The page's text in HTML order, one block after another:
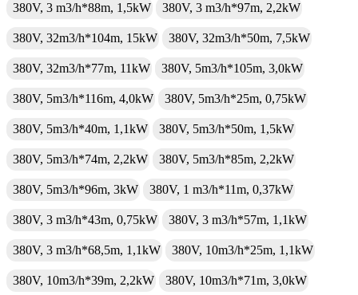
380V, 3 m3/h*88m, 1,5kW 380V, 3 m3/h*97m, 2,2kW
380V, 32m3/h*104m, 15kW 380V, 32m3/h*50m, 7,5kW
380V, 32m3/h*77m, 11kW 380V, 5m3/h*105m, 3,0kW
380V, 5m3/h*116m, 4,0kW 380V, 5m3/h*25m, 0,75kW
380V, 5m3/h*40m, 1,1kW 380V, 5m3/h*50m, 1,5kW
380V, 5m3/h*74m, 2,2kW 380V, 5m3/h*85m, 2,2kW
380V, 5m3/h*96m, 3kW 380V, 1 m3/h*11m, 0,37kW
380V, 3 m3/h*43m, 0,75kW 380V, 3 m3/h*57m, 1,1kW
380V, 3 m3/h*68,5m, 1,1kW 380V, 10m3/h*25m, 1,1kW
380V, 10m3/h*39m, 2,2kW 380V, 10m3/h*71m, 3,0kW